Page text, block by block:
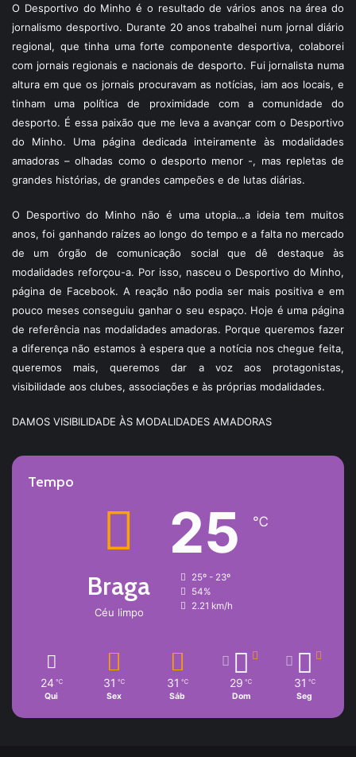
O Desportivo do Minho é o resultado de vários anos na área do
jornalismo desportivo. Durante 20 anos trabalhei num jornal diário
regional, que tinha uma forte componente desportiva, colaborei
com jornais regionais e nacionais de desporto. Fui jornalista numa
altura em que os jornais procuravam as notícias, iam aos locais, e
tinham uma política de proximidade com a comunidade do
desporto. É essa paixão que me leva a avançar com o Desportivo
do Minho. Uma página dedicada inteiramente às modalidades
amadoras – olhadas como o desporto menor -, mas repletas de
grandes histórias, de grandes campeões e de lutas diárias.
O Desportivo do Minho não é uma utopia…a ideia tem muitos
anos, foi ganhando raízes ao longo do tempo e a falta no mercado
de um órgão de comunicação social que dê destaque às
modalidades reforçou-a. Por isso, nasceu o Desportivo do Minho,
página de Facebook. A reação não podia ser mais positiva e em
pouco meses conseguiu ganhar o seu espaço. Hoje é uma página
de referência nas modalidades amadoras. Porque queremos fazer
a diferença não estamos à espera que a notícia nos chegue feita,
queremos mais, queremos dar a voz aos protagonistas,
visibilidade aos clubes, associações e às próprias modalidades.
DAMOS VISIBILIDADE ÀS MODALIDADES AMADORAS
Tempo
Braga
Céu limpo
25 ℃
25º - 23º
54%
2.21 km/h
24 ℃
Qui
31 ℃
Sex
31 ℃
Sáb
29 ℃
Dom
31 ℃
Seg